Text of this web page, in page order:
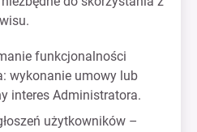
funkcjonalności
wykonanie umowy lub
interes Administratora.
użytkowników –